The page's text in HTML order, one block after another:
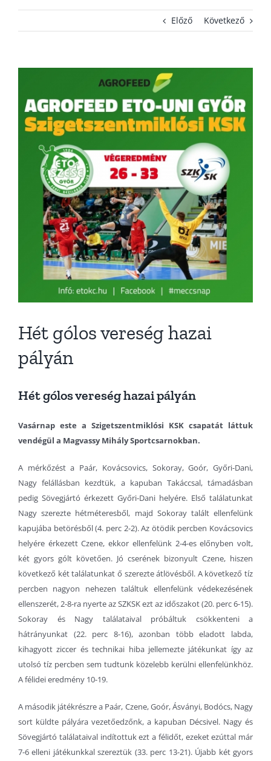
KAPCSOLAT
Előző Következő
Image
Hét gólos vereség hazai
pályán
Hét gólos vereség hazai pályán
Vasárnap este a Szigetszentmiklósi KSK csapatát láttuk
vendégül a Magvassy Mihály Sportcsarnokban.
A mérkőzést a Paár, Kovácsovics, Sokoray, Goór, Győri-Dani,
Nagy felállásban kezdtük, a kapuban Takáccsal, támadásban
pedig Sövegjártó érkezett Győri-Dani helyére. Első találatunkat
Nagy szerezte hétméteresből, majd Sokoray talált ellenfelünk
kapujába betörésből (4. perc 2-2). Az ötödik percben Kovácsovics
helyére érkezett Czene, ekkor ellenfelünk 2-4-es előnyben volt,
két gyors gólt követően. Jó cserének bizonyult Czene, hiszen
következő két találatunkat ő szerezte átlövésből. A következő tíz
percben nagyon nehezen találtuk ellenfelünk védekezésének
ellenszerét, 2-8-ra nyerte az SZKSK ezt az időszakot (20. perc 6-15).
Sokoray és Nagy találataival próbáltuk csökkenteni a
hátrányunkat (22. perc 8-16), azonban több eladott labda,
kihagyott ziccer és technikai hiba jellemezte játékunkat így az
utolsó tíz percben sem tudtunk közelebb kerülni ellenfelünkhöz.
A félidei eredmény 10-19.
A második játékrészre a Paár, Czene, Goór, Ásványi, Bodócs, Nagy
sort küldte pályára vezetőedzőnk, a kapuban Décsivel. Nagy és
Sövegjártó találataival indítottuk ezt a félidőt, ezeket ezúttal már
7-6 elleni játékunkkal szereztük (33. perc 13-21). Újabb két gyors